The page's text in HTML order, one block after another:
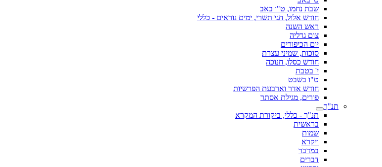
שבת נחמו, ט"ו באב
חודש אלול, חגי תשרי, ימים נוראים - כללי
ראש השנה
צום גדליה
יום הכיפורים
סוכות, שמיני עצרת
חודש כסלו, חנוכה
י' בטבת
ט"ו בשבט
חודש אדר וארבעת הפרשיות
פורים, מגילת אסתר
תנ"ך
תנ"ך - כללי, ביקורת המקרא
בראשית
שמות
ויקרא
במדבר
דברים